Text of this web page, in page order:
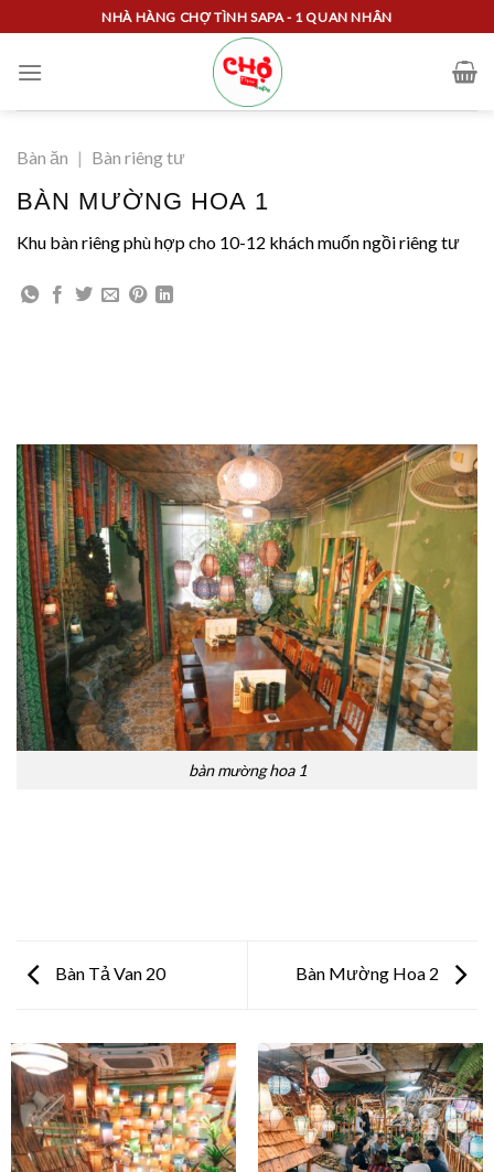
content
NHÀ HÀNG CHỢ TÌNH SAPA - 1 QUAN NHÂN
Bàn ăn | Bàn riêng tư
BÀN MƯỜNG HOA 1
Khu bàn riêng phù hợp cho 10-12 khách muốn ngồi riêng tư
bàn mường hoa 1
Bàn Tả Van 20 Bàn Mường Hoa 2